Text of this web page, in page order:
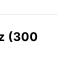
(300